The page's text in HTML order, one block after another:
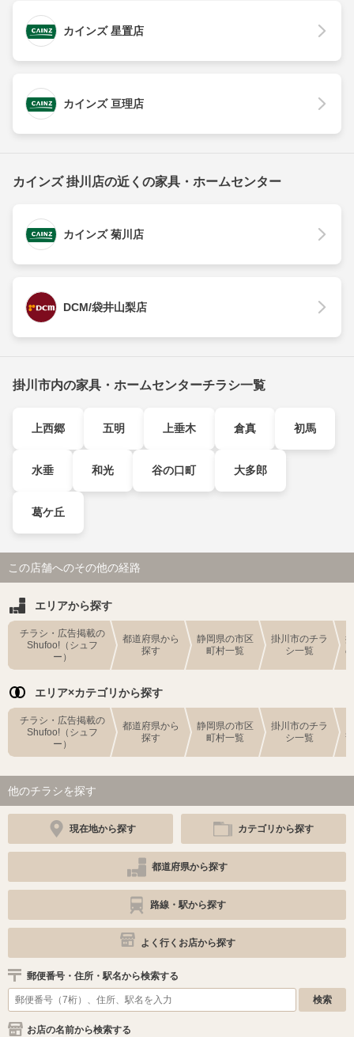
カインズ 星置店
カインズ 亘理店
カインズ 掛川店の近くの家具・ホームセンター
カインズ 菊川店
DCM/袋井山梨店
掛川市内の家具・ホームセンターチラシ一覧
上西郷 五明 上垂木 倉真 初馬
水垂 和光 谷の口町 大多郎
葛ケ丘
この店舗へのその他の経路
エリアから探す
チラシ・広告掲載の
Shufoo!（シュフ
ー）
都道府県から
探す
静岡県の市区
町村一覧
掛川市のチラ
シ一覧
エリア×カテゴリから探す
チラシ・広告掲載の
Shufoo!（シュフ
ー）
都道府県から
探す
静岡県の市区
町村一覧
掛川市のチラ
シ一覧
他のチラシを探す
現在地から探す カテゴリから探す
都道府県から探す
路線・駅から探す
よく行くお店から探す
郵便番号・住所・駅名から検索する
お店の名前から検索する